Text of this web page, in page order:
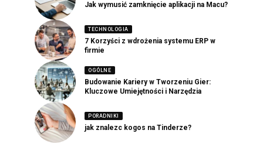
Jak wymusić zamknięcie aplikacji na Macu?
TECHNOLOGIA
7 Korzyści z wdrożenia systemu ERP w
firmie
OGÓLNE
Budowanie Kariery w Tworzeniu Gier:
Kluczowe Umiejętności i Narzędzia
PORADNIKI
jak znalezc kogos na Tinderze?